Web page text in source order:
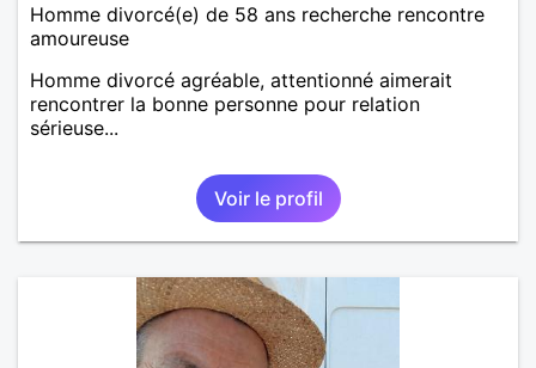
Homme divorcé(e) de 58 ans recherche rencontre
amoureuse
Homme divorcé agréable, attentionné aimerait
rencontrer la bonne personne pour relation
sérieuse...
Voir le profil